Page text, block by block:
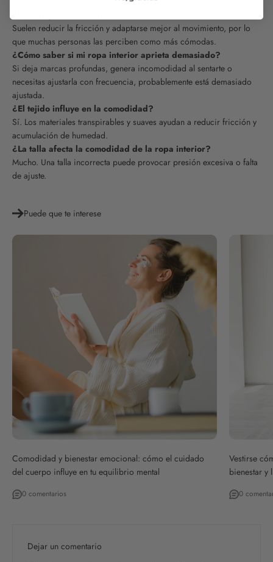
Suelen reducir la fricción y adaptarse mejor al movimiento, por lo
que muchas personas las perciben como más cómodas.
¿Cómo saber si mi ropa interior aprieta demasiado?
Si deja marcas profundas, genera incomodidad al sentarte o
necesitas ajustarla con frecuencia, probablemente está demasiado
ajustada.
¿El tejido influye en la comodidad?
Sí. Los materiales transpirables y suaves ayudan a reducir fricción y
acumulación de humedad.
¿La talla afecta la comodidad de la ropa interior?
Mucho. Una talla incorrecta puede provocar presión excesiva o falta
de ajuste.
Puede que te interese
Comodidad y bienestar emocional: cómo el cuidado
del cuerpo influye en tu equilibrio mental
0 comentarios
Vestirse
bienestar y
0
Dejar un comentario